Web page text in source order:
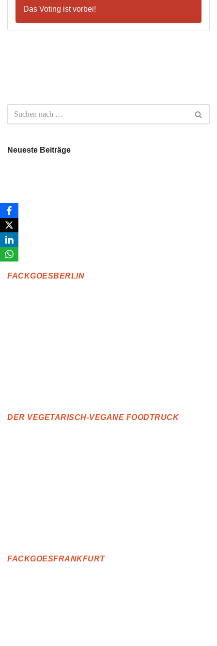
Das Voting ist vorbei!
Neueste Beiträge
FACKGOESBERLIN
DER VEGETARISCH-VEGANE FOODTRUCK
FACKGOESFRANKFURT